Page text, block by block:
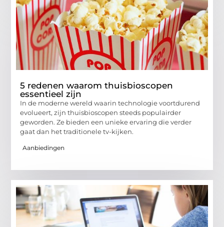
5 redenen waarom thuisbioscopen
essentieel zijn
In de moderne wereld waarin technologie voortdurend
evolueert, zijn thuisbioscopen steeds populairder
geworden. Ze bieden een unieke ervaring die verder
gaat dan het traditionele tv-kijken.
Aanbiedingen